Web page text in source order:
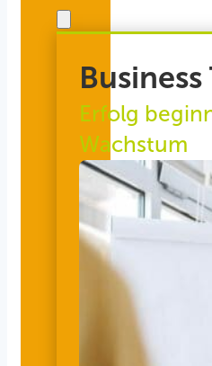
Erfolg
Wachstum